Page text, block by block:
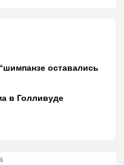
оставались
в Голливуде